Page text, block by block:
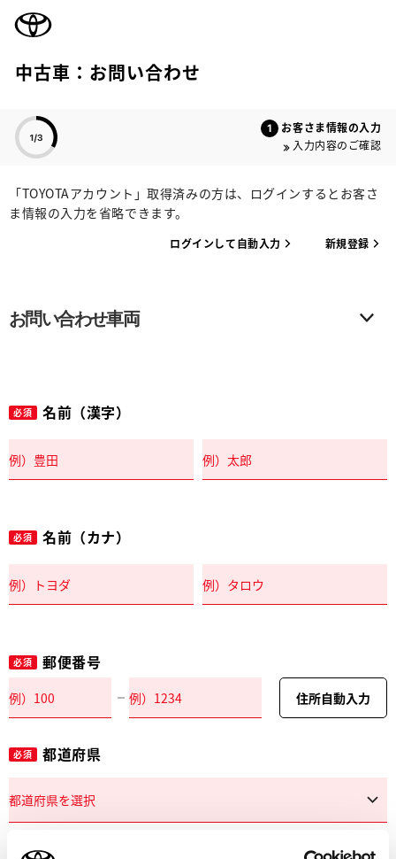
中古車：お問い合わせ
お客さま情報の入力
入力内容のご確認
「TOYOTAアカウント」取得済みの方は、ログインするとお客さ
ま情報の入力を省略できます。
ログインして自動入力 新規登録
お問い合わせ車両
必須 名前（漢字）
必須 名前（カナ）
必須 郵便番号
住所自動入力
必須 都道府県